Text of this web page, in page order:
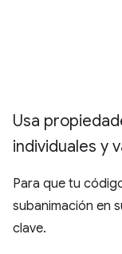
Usa
individuales y
Para que tu
subanimación en
clave.